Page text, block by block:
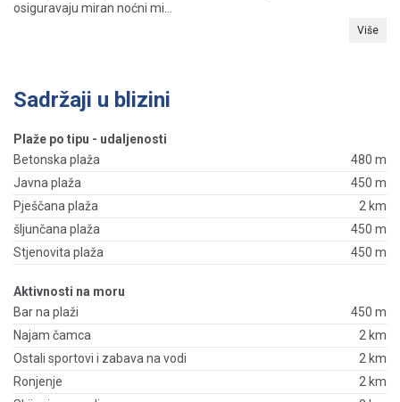
osiguravaju miran noćni mi...
Više
Sadržaji u blizini
Plaže po tipu - udaljenosti
Betonska plaža
480 m
Javna plaža
450 m
Pješčana plaža
2 km
šljunčana plaža
450 m
Stjenovita plaža
450 m
Aktivnosti na moru
Bar na plaži
450 m
Najam čamca
2 km
Ostali sportovi i zabava na vodi
2 km
Ronjenje
2 km